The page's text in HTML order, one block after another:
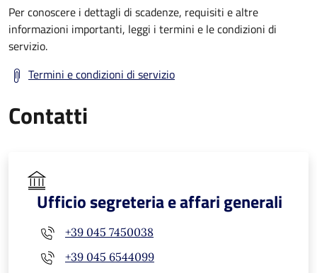
Per conoscere i dettagli di scadenze, requisiti e altre
informazioni importanti, leggi i termini e le condizioni di
servizio.
Termini e condizioni di servizio
Contatti
Ufficio segreteria e affari generali
+39 045 7450038
+39 045 6544099